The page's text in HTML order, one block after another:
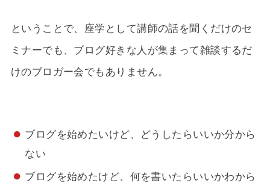
ということで、座学として講師の話を聞くだけのセ
ミナーでも、ブログ好きな人が集まって雑談するだ
けのブロガー会でもありません。
ブログを始めたいけど、どうしたらいいか分から
ない
ブログを始めたけど、何を書いたらいいかわから